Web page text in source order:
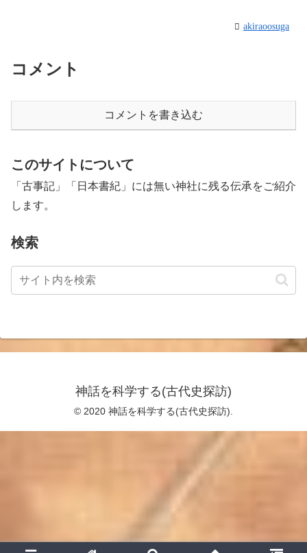
akiraoosuga
コメント
コメントを書き込む
このサイトについて
「古事記」「日本書紀」には無い神社に残る伝承をご紹介
します。
検索
神話を科学する(古代史探訪)
© 2020 神話を科学する(古代史探訪).